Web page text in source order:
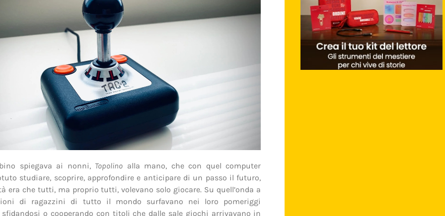
spiegava ai nonni, Topolino alla mano, che con quel computer
studiare, scoprire, approfondire e anticipare di un passo il futuro,
era che tutti, ma proprio tutti, volevano solo giocare. Su quell’onda a
di ragazzini di tutto il mondo surfavano nei loro pomeriggi
sfidandosi o cooperando con titoli che dalle sale giochi arrivavano in